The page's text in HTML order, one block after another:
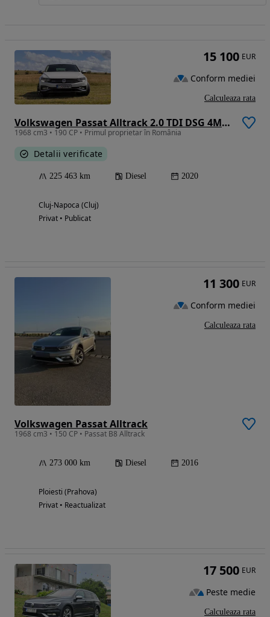
Volkswagen Passat Alltrack 2.0 TDI DSG 4Motion
1968 cm3 • 190 CP • Primul proprietar în România
Detalii verificate
225 463 km Diesel 2020
Cluj-Napoca (Cluj)
Privat • Publicat
15 100 EUR
Conform mediei
Calculeaza rata
Volkswagen Passat Alltrack
1968 cm3 • 150 CP • Passat B8 Alltrack
273 000 km Diesel 2016
Ploiesti (Prahova)
Privat • Reactualizat
11 300 EUR
Conform mediei
Calculeaza rata
17 500 EUR
Peste medie
Calculeaza rata